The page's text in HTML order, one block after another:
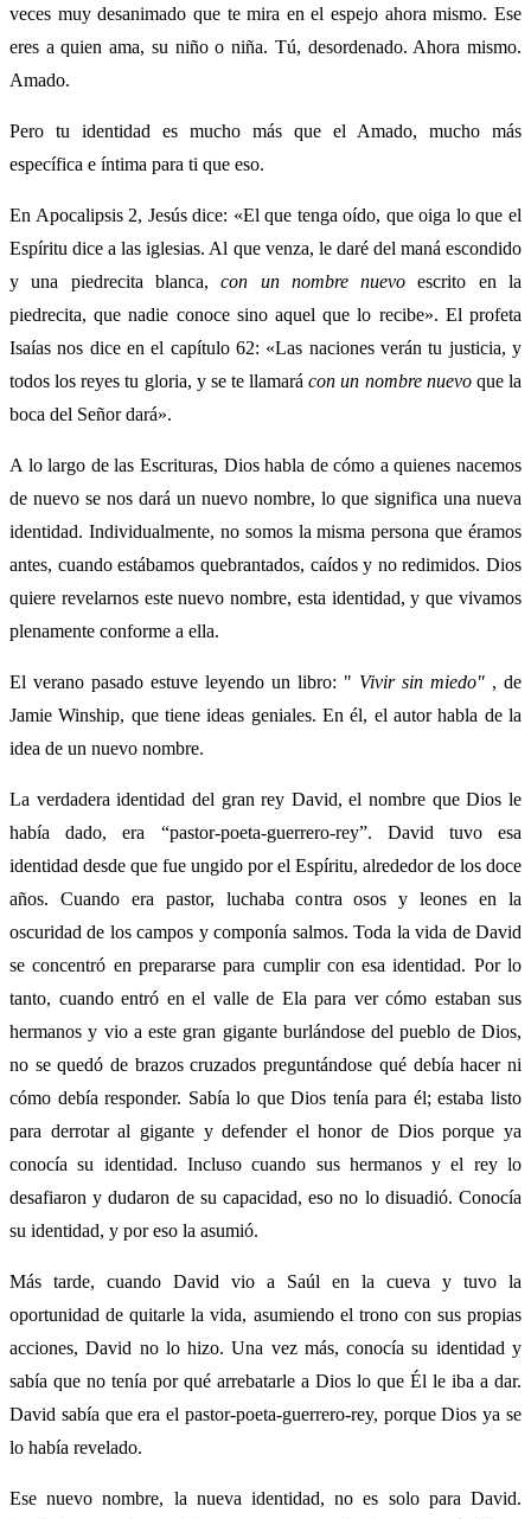
veces muy desanimado que te mira en el espejo ahora mismo. Ese
eres a quien ama, su niño o niña. Tú, desordenado. Ahora mismo.
Amado.
Pero tu identidad es mucho más que el Amado, mucho más
específica e íntima para ti que eso.
En Apocalipsis 2, Jesús dice: «El que tenga oído, que oiga lo que el
Espíritu dice a las iglesias. Al que venza, le daré del maná escondido
y una piedrecita blanca,con un nombre nuevo escrito en la
piedrecita, que nadie conoce sino aquel que lo recibe». El profeta
Isaías nos dice en el capítulo 62: «Las naciones verán tu justicia, y
todos los reyes tu gloria, y se te llamarácon un nombre nuevoque la
boca del Señor dará».
A lo largo de las Escrituras, Dios habla de cómo a quienes nacemos
de nuevo se nos dará un nuevo nombre, lo que significa una nueva
identidad. Individualmente, no somos la misma persona que éramos
antes, cuando estábamos quebrantados, caídos y no redimidos. Dios
quiere revelarnos este nuevo nombre, esta identidad, y que vivamos
plenamente conforme a ella.
El verano pasado estuve leyendo un libro: " Vivir sin miedo" , de
Jamie Winship, que tiene ideas geniales. En él, el autor habla de la
idea de un nuevo nombre.
La verdadera identidad del gran rey David, el nombre que Dios le
había dado, era “pastor-poeta-guerrero-rey”. David tuvo esa
identidad desde que fue ungido por el Espíritu, alrededor de los doce
años. Cuando era pastor, luchaba contra osos y leones en la
oscuridad de los campos y componía salmos. Toda la vida de David
se concentró en prepararse para cumplir con esa identidad. Por lo
tanto, cuando entró en el valle de Ela para ver cómo estaban sus
hermanos y vio a este gran gigante burlándose del pueblo de Dios,
no se quedó de brazos cruzados preguntándose qué debía hacer ni
cómo debía responder. Sabía lo que Dios tenía para él; estaba listo
para derrotar al gigante y defender el honor de Dios porque ya
conocía su identidad. Incluso cuando sus hermanos y el rey lo
desafiaron y dudaron de su capacidad, eso no lo disuadió. Conocía
su identidad, y por eso la asumió.
Más tarde, cuando David vio a Saúl en la cueva y tuvo la
oportunidad de quitarle la vida, asumiendo el trono con sus propias
acciones, David no lo hizo. Una vez más, conocía su identidad y
sabía que no tenía por qué arrebatarle a Dios lo que Él le iba a dar.
David sabía que era el pastor-poeta-guerrero-rey, porque Dios ya se
lo había revelado.
Ese nuevo nombre, la nueva identidad, no es solo para David.